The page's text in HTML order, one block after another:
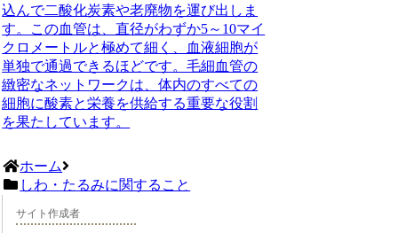
込んで二酸化炭素や老廃物を運び出しま
す。この血管は、直径がわずか5～10マイ
クロメートルと極めて細く、血液細胞が
単独で通過できるほどです。毛細血管の
緻密なネットワークは、体内のすべての
細胞に酸素と栄養を供給する重要な役割
を果たしています。
ホーム
しわ・たるみに関すること
サイト作成者